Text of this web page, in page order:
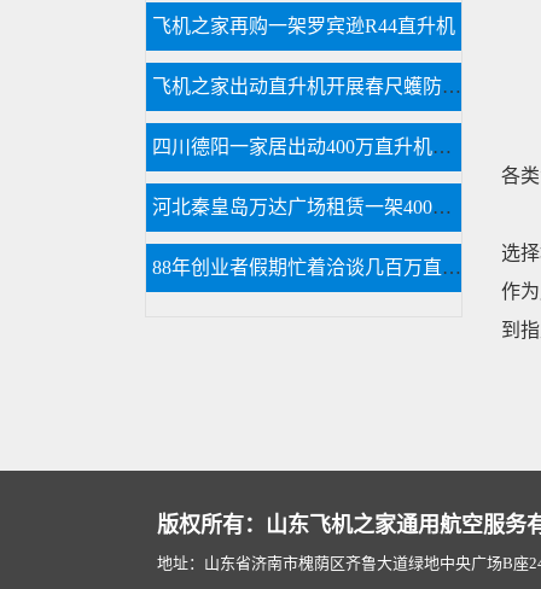
各
选
作
到
飞机之家再购一架罗宾逊R44直升机
飞机之家出动直升机开展春尺蠖防治病虫害作业
四川德阳一家居出动400万直升机体验飞行
河北秦皇岛万达广场租赁一架400万直升机助阵
88年创业者假期忙着洽谈几百万直升机生意
版权所有：山东飞机之家通用航空服务
地址：山东省济南市槐荫区齐鲁大道绿地中央广场B座